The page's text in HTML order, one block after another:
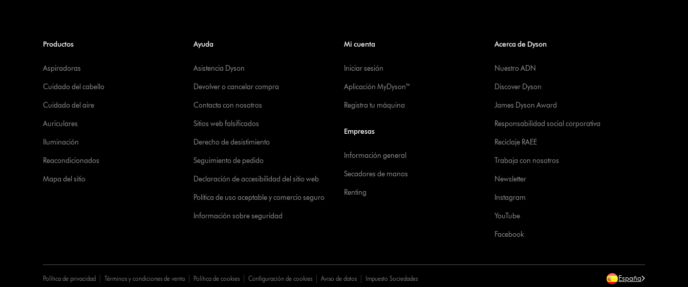
Productos
Aspiradoras
Cuidado del cabello
Cuidado del aire
Auriculares
Iluminación
Reacondicionados
Mapa del sitio
Ayuda
Asistencia Dyson
Devolver o cancelar compra
Contacta con nosotros
Sitios web falsificados
Derecho de desistimiento
Seguimiento de pedido
Declaración de accesibilidad del sitio web
Política de uso aceptable y comercio seguro
Información sobre seguridad
Mi cuenta
Iniciar sesión
Aplicación MyDyson™
Registra tu máquina
Empresas
Información general
Secadores de manos
Renting
Acerca de Dyson
Nuestro ADN
Discover Dyson
James Dyson Award
Responsabilidad social corporativa
Reciclaje RAEE
Trabaja con nosotros
Newsletter
Instagram
YouTube
Facebook
Política de privacidad Términos y condiciones de venta Política de cookies Configuración de cookies Aviso de datos Impuesto Sociedades España